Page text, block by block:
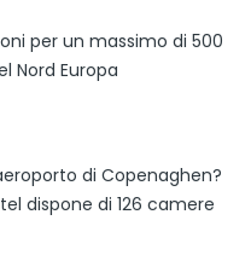
per un massimo di 500
Nord Europa
di Copenaghen?
dispone di 126 camere